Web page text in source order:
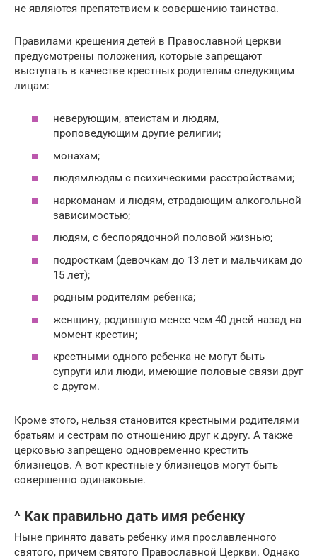
не являются препятствием к совершению таинства.
Правилами крещения детей в Православной церкви
предусмотрены положения, которые запрещают
выступать в качестве крестных родителям следующим
лицам:
неверующим, атеистам и людям,
проповедующим другие религии;
монахам;
людямлюдям с психическими расстройствами;
наркоманам и людям, страдающим алкогольной
зависимостью;
людям, с беспорядочной половой жизнью;
подросткам (девочкам до 13 лет и мальчикам до
15 лет);
родным родителям ребенка;
женщину, родившую менее чем 40 дней назад на
момент крестин;
крестными одного ребенка не могут быть
супруги или люди, имеющие половые связи друг
с другом.
Кроме этого, нельзя становится крестными родителями
братьям и сестрам по отношению друг к другу. А также
церковью запрещено одновременно крестить
близнецов. А вот крестные у близнецов могут быть
совершенно одинаковые.
^ Как правильно дать имя ребенку
Ныне принято давать ребенку имя прославленного
святого, причем святого Православной Церкви. Однако